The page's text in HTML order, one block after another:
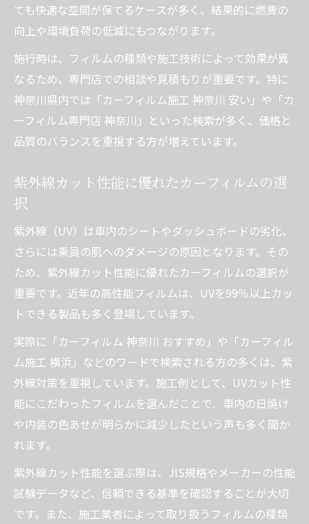
ても快適な空間が保てるケースが多く、結果的に燃費の
向上や環境負荷の低減にもつながります。
施行時は、フィルムの種類や施工技術によって効果が異
なるため、専門店での相談や見積もりが重要です。特に
神奈川県内では「カーフィルム施工 神奈川 安い」や「カ
ーフィルム専門店 神奈川」といった検索が多く、価格と
品質のバランスを重視する方が増えています。
紫外線カット性能に優れたカーフィルムの選
択
紫外線（UV）は車内のシートやダッシュボードの劣化、
さらには乗員の肌へのダメージの原因となります。その
ため、紫外線カット性能に優れたカーフィルムの選択が
重要です。近年の高性能フィルムは、UVを99％以上カッ
トできる製品も多く登場しています。
実際に「カーフィルム 神奈川 おすすめ」や「カーフィル
ム施工 横浜」などのワードで検索される方の多くは、紫
外線対策を重視しています。施工例として、UVカット性
能にこだわったフィルムを選んだことで、車内の日焼け
や内装の色あせが明らかに減少したという声も多く聞か
れます。
紫外線カット性能を選ぶ際は、JIS規格やメーカーの性能
試験データなど、信頼できる基準を確認することが大切
です。また、施工業者によって取り扱うフィルムの種類